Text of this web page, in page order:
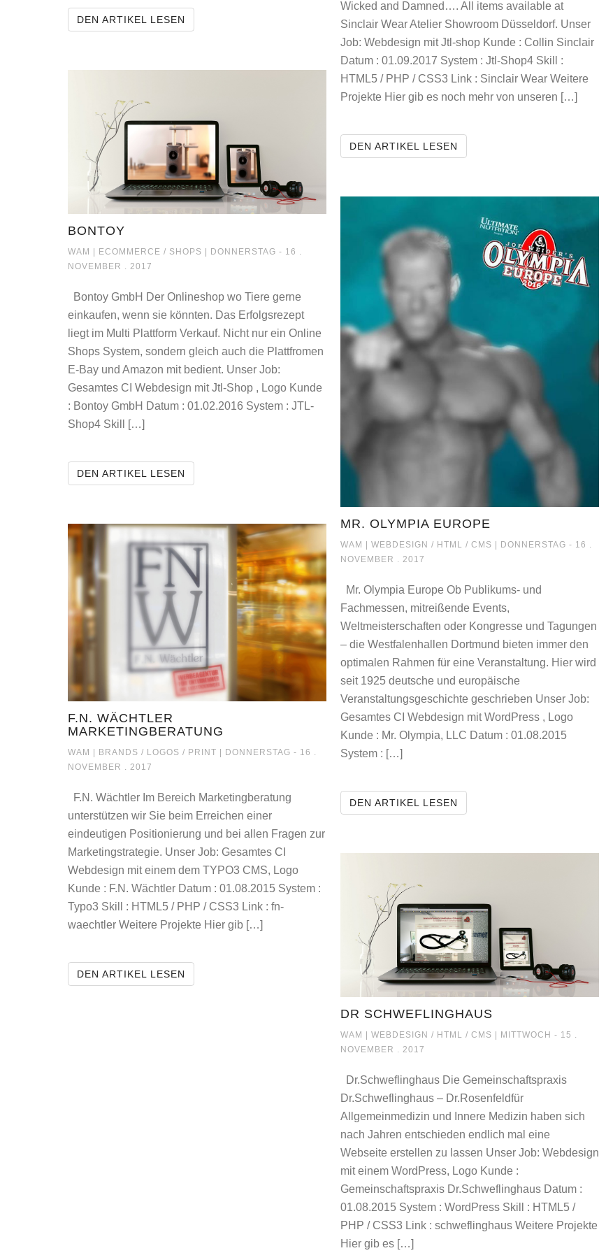
Wicked and Damned…. All items available at
Sinclair Wear Atelier Showroom Düsseldorf. Unser
Job: Webdesign mit Jtl-shop Kunde : Collin Sinclair
Datum : 01.09.2017 System : Jtl-Shop4 Skill :
HTML5 / PHP / CSS3 Link : Sinclair Wear Weitere
Projekte Hier gib es noch mehr von unseren […]
DEN ARTIKEL LESEN
DEN ARTIKEL LESEN
BONTOY
WAM | ECOMMERCE / SHOPS BONTOY
| DONNERSTAG - 16 .
NOVEMBER . 2017
Bontoy GmbH Der Onlineshop wo Tiere gerne
einkaufen, wenn sie könnten. Das Erfolgsrezept
liegt im Multi Plattform Verkauf. Nicht nur ein Online
Shops System, sondern gleich auch die Plattfromen
E-Bay und Amazon mit bedient. Unser Job:
Gesamtes CI Webdesign mit Jtl-Shop , Logo Kunde
: Bontoy GmbH Datum : 01.02.2016 System : JTL-
Shop4 Skill […]
DEN ARTIKEL LESEN
MR. OLYMPIA EUROPE
WAM | WEBDESIGN / HTML / CMS MR. OLYMPIA EUROPE
| DONNERSTAG - 16 .
NOVEMBER . 2017
Mr. Olympia Europe Ob Publikums- und
Fachmessen, mitreißende Events,
Weltmeisterschaften oder Kongresse und Tagungen
– die Westfalenhallen Dortmund bieten immer den
optimalen Rahmen für eine Veranstaltung. Hier wird
seit 1925 deutsche und europäische
Veranstaltungsgeschichte geschrieben Unser Job:
Gesamtes CI Webdesign mit WordPress , Logo
Kunde : Mr. Olympia, LLC Datum : 01.08.2015
System : […]
DEN ARTIKEL LESEN
F.N. WÄCHTLER
MARKETINGBERATUNG
WAM | BRANDS / LOGOS / PRINT F.N. WÄCHTLER MARKETINGBERATUNG
| DONNERSTAG - 16 .
NOVEMBER . 2017
F.N. Wächtler Im Bereich Marketingberatung
unterstützen wir Sie beim Erreichen einer
eindeutigen Positionierung und bei allen Fragen zur
Marketingstrategie. Unser Job: Gesamtes CI
Webdesign mit einem dem TYPO3 CMS, Logo
Kunde : F.N. Wächtler Datum : 01.08.2015 System :
Typo3 Skill : HTML5 / PHP / CSS3 Link : fn-
waechtler Weitere Projekte Hier gib […]
DEN ARTIKEL LESEN F.N. WÄCHTLER MARKETINGBERATUNG
DR SCHWEFLINGHAUS
WAM | WEBDESIGN / HTML / CMS DR SCHWEFLINGHAUS
| MITTWOCH - 15 .
NOVEMBER . 2017
Dr.Schweflinghaus Die Gemeinschaftspraxis
Dr.Schweflinghaus – Dr.Rosenfeldfür
Allgemeinmedizin und Innere Medizin haben sich
nach Jahren entschieden endlich mal eine
Webseite erstellen zu lassen Unser Job: Webdesign
mit einem WordPress, Logo Kunde :
Gemeinschaftspraxis Dr.Schweflinghaus Datum :
01.08.2015 System : WordPress Skill : HTML5 /
PHP / CSS3 Link : schweflinghaus Weitere Projekte
Hier gib es […]